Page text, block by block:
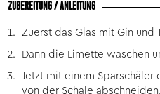
ZUBEREITUNG / ANLEITUNG
Zuerst das Glas mit Gin und
Dann die Limette waschen
Jetzt mit einem Sparschäler
von der Schale abschneiden.